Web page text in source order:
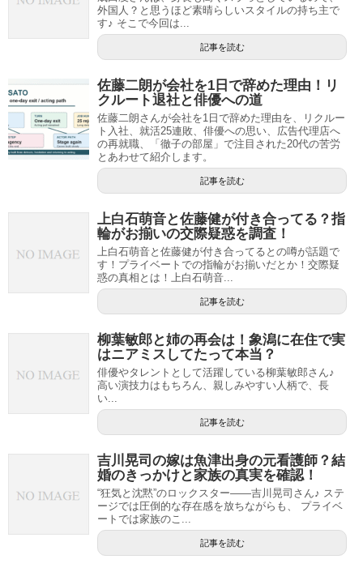
外国人？と思うほど素晴らしいスタイルの持ち主で
す♪ そこで今回は...
記事を読む
佐藤二朗が会社を1日で辞めた理由！リ
クルート退社と俳優への道
佐藤二朗さんが会社を1日で辞めた理由を、リクルー
ト入社、就活25連敗、俳優への思い、広告代理店へ
の再就職、「徹子の部屋」で注目された20代の苦労
とあわせて紹介します。
記事を読む
上白石萌音と佐藤健が付き合ってる？指
輪がお揃いの交際疑惑を調査！
上白石萌音と佐藤健が付き合ってるとの噂が話題で
す！プライベートでの指輪がお揃いだとか！交際疑
惑の真相とは！上白石萌音...
記事を読む
柳葉敏郎と姉の再会は！象潟に在住で実
はニアミスしてたって本当？
俳優やタレントとして活躍している柳葉敏郎さん♪
高い演技力はもちろん、親しみやすい人柄で、長
い...
記事を読む
吉川晃司の嫁は魚津出身の元看護師？結
婚のきっかけと家族の真実を確認！
“狂気と沈黙”のロックスター――吉川晃司さん♪ ステ
ージでは圧倒的な存在感を放ちながらも、 プライベ
ートでは家族のこ...
記事を読む